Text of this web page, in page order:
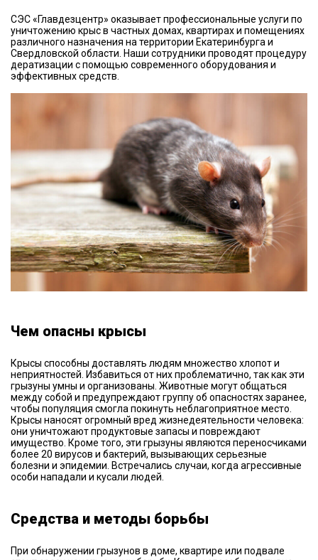
СЭС «Главдезцентр» оказывает профессиональные услуги по
уничтожению крыс в частных домах, квартирах и помещениях
различного назначения на территории Екатеринбурга и
Свердловской области. Наши сотрудники проводят процедуру
дератизации с помощью современного оборудования и
эффективных средств.
Чем опасны крысы
Крысы способны доставлять людям множество хлопот и
неприятностей. Избавиться от них проблематично, так как эти
грызуны умны и организованы. Животные могут общаться
между собой и предупреждают группу об опасностях заранее,
чтобы популяция смогла покинуть неблагоприятное место.
Крысы наносят огромный вред жизнедеятельности человека:
они уничтожают продуктовые запасы и повреждают
имущество. Кроме того, эти грызуны являются переносчиками
более 20 вирусов и бактерий, вызывающих серьезные
болезни и эпидемии. Встречались случаи, когда агрессивные
особи нападали и кусали людей.
Средства и методы борьбы
При обнаружении грызунов в доме, квартире или подвале